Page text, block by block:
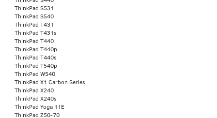
ThinkPad S531
ThinkPad S540
ThinkPad T431
ThinkPad T431s
ThinkPad T440
ThinkPad T440p
ThinkPad T440s
ThinkPad T540p
ThinkPad W540
ThinkPad X1 Carbon Series
ThinkPad X240
ThinkPad X240s
ThinkPad Yoga 11E
ThinkPad Z50-70